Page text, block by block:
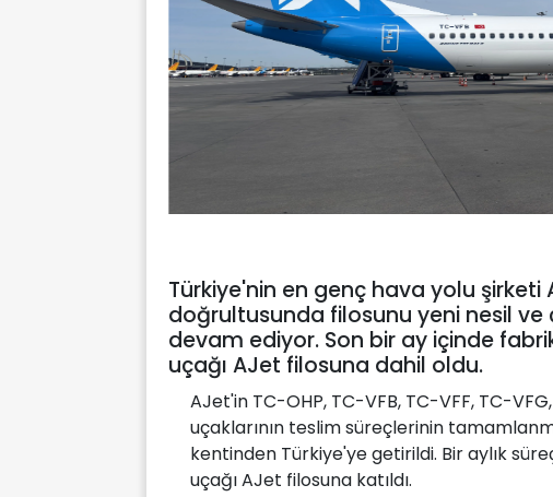
Türkiye'nin en genç hava yolu
doğrultusunda filosunu yeni nesil
devam ediyor. Son bir ay içinde
uçağı AJet filosuna dahil oldu.
AJet'in TC-OHP, TC-VFB, TC-VFF, TC-
uçaklarının teslim süreçlerinin
kentinden Türkiye'ye getirildi. Bir aylık
uçağı AJet filosuna katıldı.